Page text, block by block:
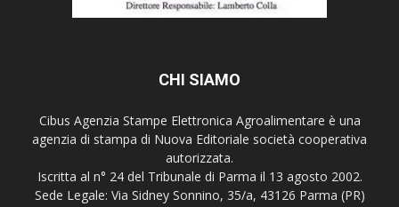
CHI SIAMO
Cibus Agenzia Stampe Elettronica Agroalimentare è una
agenzia di stampa di Nuova Editoriale società cooperativa
autorizzata.
Iscritta al n° 24 del Tribunale di Parma il 13 agosto 2002.
Sede Legale: Via Sidney Sonnino, 35/a, 43126 Parma (PR)